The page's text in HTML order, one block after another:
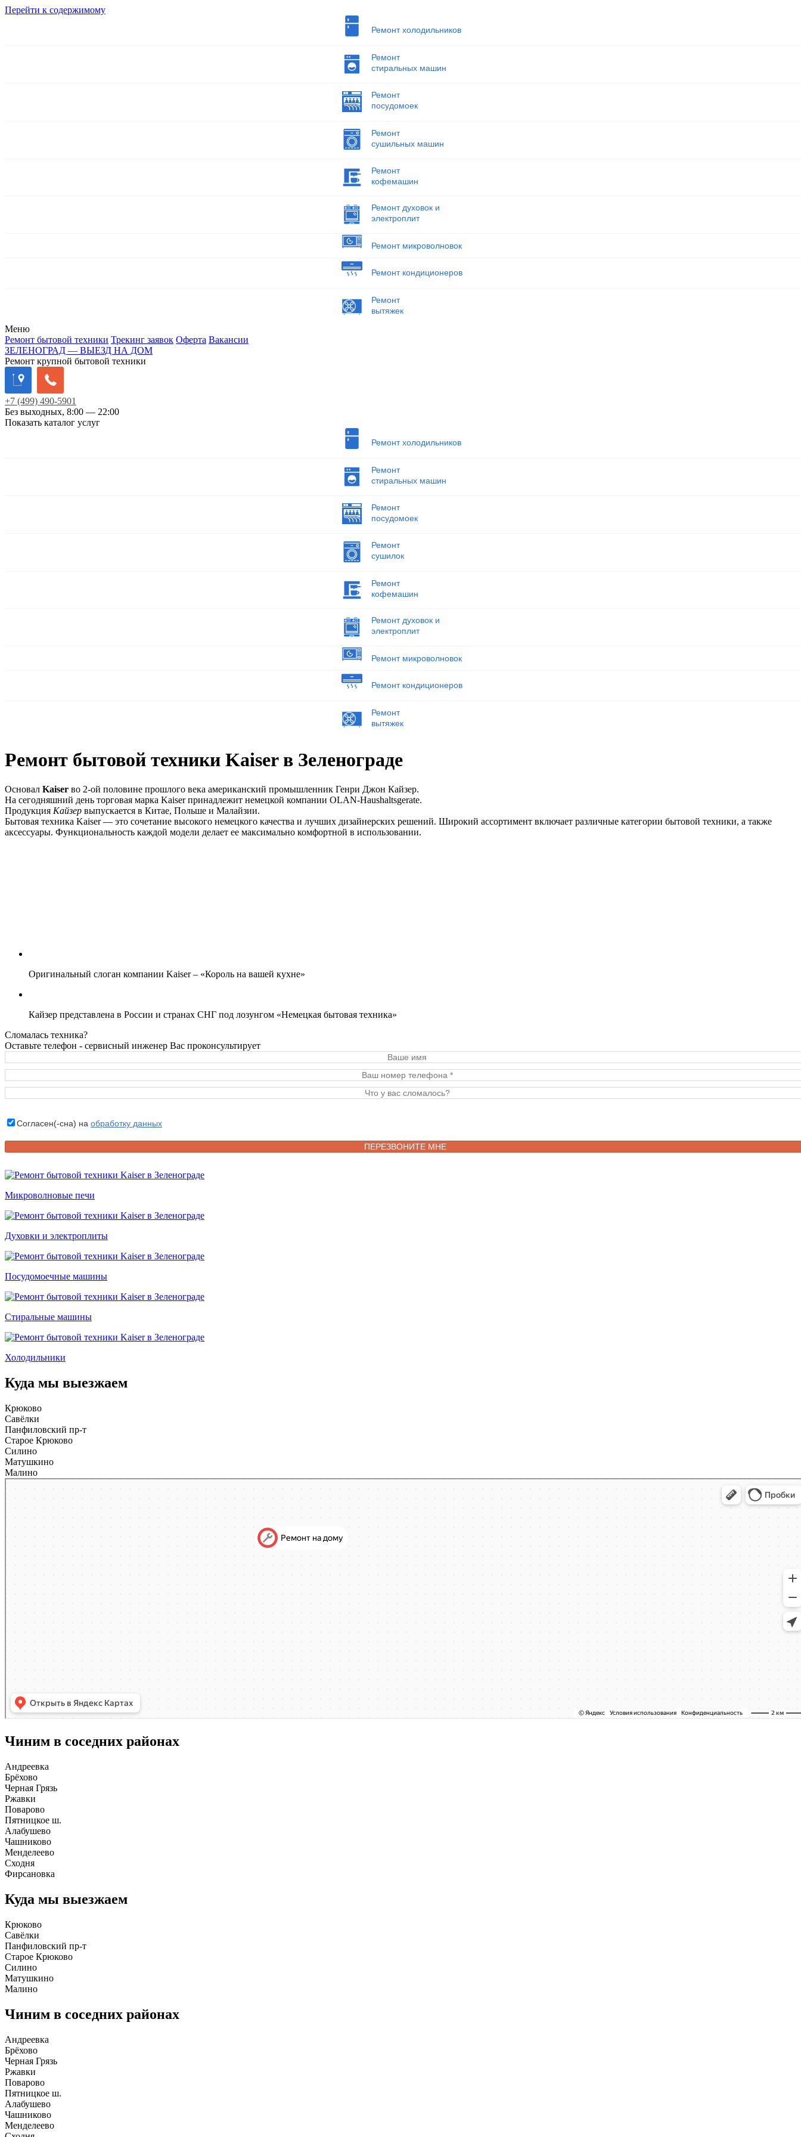
Перейти к содержимому
Ремонт холодильников
Ремонт
стиральных машин
Ремонт
посудомоек
Ремонт
сушильных машин
Ремонт
кофемашин
Ремонт духовок и
электроплит
Ремонт микроволновок
Ремонт кондиционеров
Ремонт
вытяжек
Меню
Ремонт бытовой техники Трекинг заявок Оферта Вакансии
ЗЕЛЕНОГРАД — ВЫЕЗД НА ДОМ
Ремонт крупной бытовой техники
+7 (499) 490-5901
Без выходных, 8:00 — 22:00
Показать каталог услуг
Ремонт холодильников
Ремонт
стиральных машин
Ремонт
посудомоек
Ремонт
сушилок
Ремонт
кофемашин
Ремонт духовок и
электроплит
Ремонт микроволновок
Ремонт кондиционеров
Ремонт
вытяжек
Ремонт бытовой техники Kaiser в Зеленограде
Основал Kaiser во 2-ой половине прошлого века американский промышленник Генри Джон Кайзер.
На сегодняшний день торговая марка Kaiser принадлежит немецкой компании OLAN-Haushaltsgerate.
Продукция Кайзер выпускается в Китае, Польше и Малайзии.
Бытовая техника Kaiser — это сочетание высокого немецкого качества и лучших дизайнерских решений. Широкий ассортимент включает различные категории бытовой техники, а также
аксессуары. Функциональность каждой модели делает ее максимально комфортной в использовании.
Оригинальный слоган компании Kaiser – «Король на вашей кухне»
Кайзер представлена в России и странах СНГ под лозунгом «Немецкая бытовая техника»
Сломалась техника?
Оставьте телефон - сервисный инженер Вас проконсультирует
Согласен(-сна) на обработку данных
Микроволновые печи
Духовки и электроплиты
Посудомоечные машины
Стиральные машины
Холодильники
Куда мы выезжаем
Крюково
Савёлки
Панфиловский пр-т
Старое Крюково
Силино
Матушкино
Малино
Чиним в соседних районах
Андреевка
Брёхово
Черная Грязь
Ржавки
Поварово
Пятницкое ш.
Алабушево
Чашниково
Менделеево
Сходня
Фирсановка
Куда мы выезжаем
Крюково
Савёлки
Панфиловский пр-т
Старое Крюково
Силино
Матушкино
Малино
Чиним в соседних районах
Андреевка
Брёхово
Черная Грязь
Ржавки
Поварово
Пятницкое ш.
Алабушево
Чашниково
Менделеево